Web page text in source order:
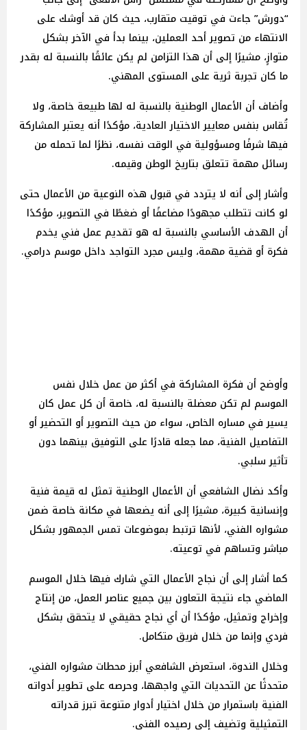
“دورش” جاءت في توقيت متقارب، حيث كان قد أوشك على
الانتهاء من تصوير أحد العملين، بينما بدأ في الآخر بشكل
متوازٍ، مشيرًا إلى أن هذا التزامن لم يكن عائقًا بالنسبة له بقدر
ما كان تجربة ثرية على المستوى المهني.
وأضاف أن الأعمال الوطنية بالنسبة له لها طبيعة خاصة، ولا
تُقاس بنفس معايير الاختيار العادية، مؤكدًا أنه يعتبر المشاركة
فيها شرفًا ومسؤولية في الوقت نفسه، نظرًا لما تحمله من
رسائل مهمة تتعلق بتاريخ الوطن وقيمه.
وأشار إلى أنه لا يتردد في قبول هذه النوعية من الأعمال حتى
لو كانت تتطلب مجهودًا مضاعفًا أو ضغطًا في التصوير، مؤكدًا
أن الهدف الأساسي بالنسبة له هو تقديم عمل فني يخدم
فكرة أو قضية مهمة، وليس مجرد التواجد داخل موسم درامي.
وأوضح أن فكرة المشاركة في أكثر من عمل خلال نفس
الموسم لم تكن معضلة بالنسبة له، خاصة أن كل عمل كان
يسير في مساره الخاص، سواء من حيث التصوير أو التحضير أو
التفاصيل الفنية، مما جعله قادرًا على التوفيق بينهما دون
تأثير سلبي.
وأكد نضال الشافعي أن الأعمال الوطنية تمثل له قيمة فنية
وإنسانية كبيرة، مشيرًا إلى أنه يضعها في مكانة خاصة ضمن
مشواره الفني، لأنها ترتبط بموضوعات تمس الجمهور بشكل
مباشر وتساهم في توعيته.
كما أشار إلى أن نجاح الأعمال التي شارك فيها خلال الموسم
الماضي جاء نتيجة التعاون بين جميع عناصر العمل، من إنتاج
وإخراج وتمثيل، مؤكدًا أن أي نجاح حقيقي لا يتحقق بشكل
فردي وإنما من خلال فريق متكامل.
وخلال الندوة، استعرض الشافعي أبرز محطات مشواره الفني،
متحدثًا عن التحديات التي واجهها، وحرصه على تطوير أدواته
الفنية باستمرار من خلال اختيار أدوار متنوعة تبرز قدراته
التمثيلية وتضيف إلى رصيده الفني.